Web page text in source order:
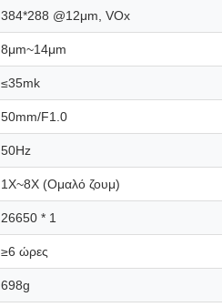
384*288 @12μm, VOx
8μm~14μm
≤35mk
50mm/F1.0
50Hz
1X~8X (Ομαλό ζουμ)
26650 * 1
≥6 ώρες
698g